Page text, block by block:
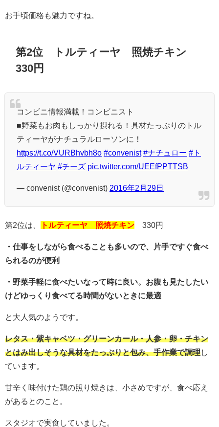
お手頃価格も魅力ですね。
第2位 トルティーヤ 照焼チキン
330円
コンビニ情報満載！コンビニスト
■野菜もお肉もしっかり摂れる！具材たっぷりのトル
ティーヤがナチュラルローソンに！
https://t.co/VURBhvbh8o #convenist #ナチュロー #ト
ルティーヤ #チーズ pic.twitter.com/UEEfPPTTSB
— convenist (@convenist) 2016年2月29日
第2位は、 トルティーヤ 照焼チキン 330円
・仕事をしながら食べることも多いので、片手ですぐ食べ
られるのが便利
・野菜手軽に食べたいなって時に良い。お腹も見たしたい
けどゆっくり食べてる時間がないときに最適
と大人気のようです。
レタス・紫キャベツ・グリーンカール・人参・卵・チキン
とはみ出しそうな具材をたっぷりと包み、手作業で調理し
ています。
甘辛く味付けた鶏の照り焼きは、小さめですが、食べ応え
があるとのこと。
スタジオで実食していました。